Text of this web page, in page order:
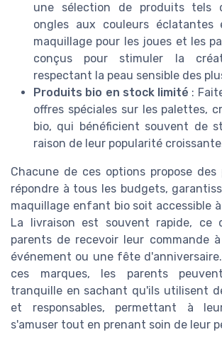
une sélection de produits tels
ongles aux couleurs éclatantes
maquillage pour les joues et les
conçus pour stimuler la
respectant la peau sensible des
Produits bio en stock limité :
offres spéciales sur les palettes,
bio, qui bénéficient souvent de
raison de leur popularité
Chacune de ces options propose
répondre à tous les budgets,
maquillage enfant bio soit accessible
La livraison est souvent rapide, ce
parents de recevoir leur commande
événement ou une fête
ces marques, les parents
tranquille en sachant qu'ils utilisent
et responsables, permettant à
s'amuser tout en prenant soin de leur